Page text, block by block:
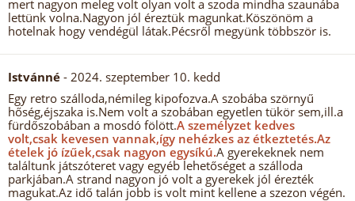
mert nagyon meleg volt olyan volt a szoda mindha szaunába
lettünk volna.Nagyon jól éreztük magunkat.Köszönöm a
hotelnak hogy vendégül látak.Pécsről megyünk többször is.
Istvánné - 2024. szeptember 10. kedd
Egy retro szálloda,némileg kipofozva.A szobába szörnyű
hőség,éjszaka is.Nem volt a szobában egyetlen tükör sem,ill.a
fürdőszobában a mosdó fölött.A személyzet kedves
volt,csak kevesen vannak,így nehézkes az étkeztetés.Az
ételek jó ízűek,csak nagyon egysíkú.A gyerekeknek nem
találtunk játszóteret vagy egyéb lehetőséget a szálloda
parkjában.A strand nagyon jó volt a gyerekek jól érezték
magukat.Az idő talán jobb is volt mint kellene a szezon végén.